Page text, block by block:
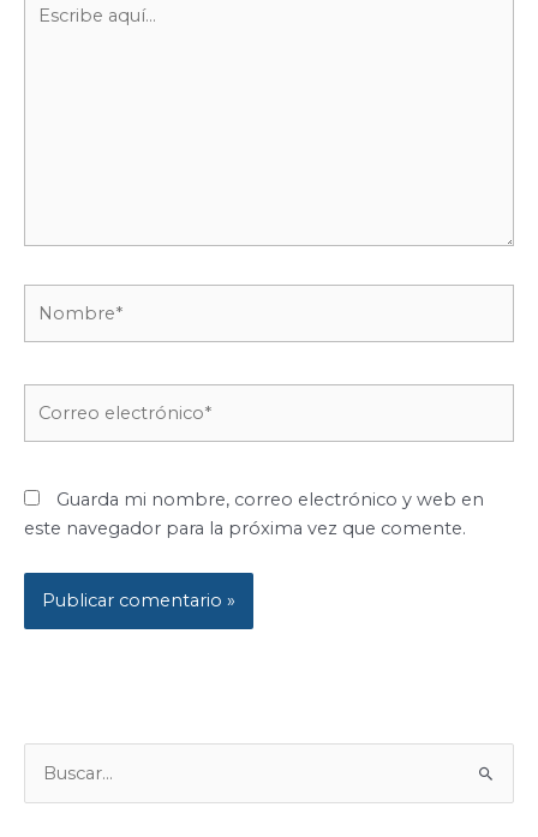
aquí...
Guarda mi nombre, correo electrónico y web en
este navegador para la próxima vez que comente.
U